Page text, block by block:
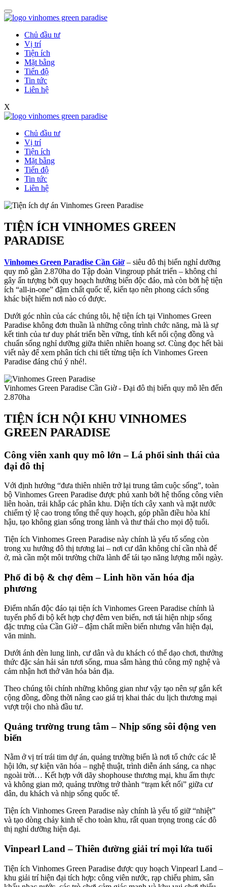
Chủ đầu tư
Vị trí
Tiện ích
Mặt bằng
Tiến độ
Tin tức
Liên hệ
X
Chủ đầu tư
Vị trí
Tiện ích
Mặt bằng
Tiến độ
Tin tức
Liên hệ
TIỆN ÍCH VINHOMES GREEN
PARADISE
Vinhomes Green Paradise Cần Giờ – siêu đô thị biển nghỉ dưỡng
quy mô gần 2.870ha do Tập đoàn Vingroup phát triển – không chỉ
gây ấn tượng bởi quy hoạch hướng biển độc đáo, mà còn bởi hệ tiện
ích “all-in-one” đậm chất quốc tế, kiến tạo nên phong cách sống
khác biệt hiếm nơi nào có được.
Dưới góc nhìn của các chúng tôi, hệ tiện ích tại Vinhomes Green
Paradise không đơn thuần là những công trình chức năng, mà là sự
kết tinh của tư duy phát triển bền vững, tính kết nối cộng đồng và
chuẩn sống nghỉ dưỡng giữa thiên nhiên hoang sơ. Cùng đọc hết bài
viết này để xem phân tích chi tiết từng tiện ích Vinhomes Green
Paradise đáng chú ý nhé!.
Vinhomes Green Paradise Cần Giờ - Đại đô thị biển quy mô lên đến
2.870ha
TIỆN ÍCH NỘI KHU VINHOMES
GREEN PARADISE
Công viên xanh quy mô lớn – Lá phổi sinh thái của
đại đô thị
Với định hướng “đưa thiên nhiên trở lại trung tâm cuộc sống”, toàn
bộ Vinhomes Green Paradise được phủ xanh bởi hệ thống công viên
liên hoàn, trải khắp các phân khu. Diện tích cây xanh và mặt nước
chiếm tỷ lệ cao trong tổng thể quy hoạch, góp phần điều hòa khí
hậu, tạo không gian sống trong lành và thư thái cho mọi độ tuổi.
Tiện ích Vinhomes Green Paradise này chính là yếu tố sống còn
trong xu hướng đô thị tương lai – nơi cư dân không chỉ cần nhà để
ở, mà cần một môi trường chữa lành để tái tạo năng lượng mỗi ngày.
Phố đi bộ & chợ đêm – Linh hồn văn hóa địa
phương
Điểm nhấn độc đáo tại tiện ích Vinhomes Green Paradise chính là
tuyến phố đi bộ kết hợp chợ đêm ven biển, nơi tái hiện nhịp sống
đặc trưng của Cần Giờ – đậm chất miền biển nhưng vẫn hiện đại,
văn minh.
Dưới ánh đèn lung linh, cư dân và du khách có thể dạo chơi, thưởng
thức đặc sản hải sản tươi sống, mua sắm hàng thủ công mỹ nghệ và
cảm nhận hơi thở văn hóa bản địa.
Theo chúng tôi chính những không gian như vậy tạo nên sự gắn kết
cộng đồng, đồng thời nâng cao giá trị khai thác du lịch thương mại
vượt trội cho nhà đầu tư.
Quảng trường trung tâm – Nhịp sống sôi động ven
biển
Nằm ở vị trí trái tim dự án, quảng trường biển là nơi tổ chức các lễ
hội lớn, sự kiện văn hóa – nghệ thuật, trình diễn ánh sáng, ca nhạc
ngoài trời… Kết hợp với dãy shophouse thương mại, khu ẩm thực
và không gian mở, quảng trường trở thành “trạm kết nối” giữa cư
dân, du khách và nhịp sống quốc tế.
Tiện ích Vinhomes Green Paradise này chính là yếu tố giữ “nhiệt”
và tạo dòng chảy kinh tế cho toàn khu, rất quan trọng trong các đô
thị nghỉ dưỡng hiện đại.
Vinpearl Land – Thiên đường giải trí mọi lứa tuổi
Tiện ích Vinhomes Green Paradise được quy hoạch Vinpearl Land –
khu giải trí hiện đại tích hợp: công viên nước, rạp chiếu phim, sân